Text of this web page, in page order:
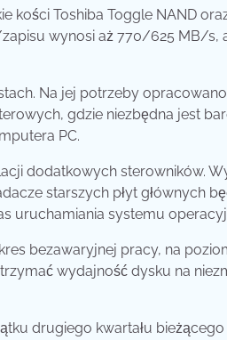
kości Toshiba Toggle NAND
wynosi aż 770/625 MB/s,
Na jej potrzeby
gdzie niezbędna jest
PC.
dodatkowych sterowników.
starszych płyt głównych
uruchamiania systemu
bezawaryjnej pracy, na
wydajność dysku na
drugiego kwartału